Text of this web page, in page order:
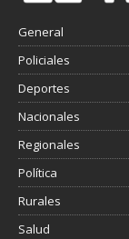
General
Policiales
Deportes
Nacionales
Regionales
Política
Rurales
Salud